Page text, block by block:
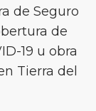
de Seguro
de
19 u obra
Tierra del